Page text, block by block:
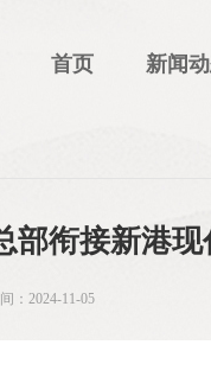
首页 新闻
衔接新港现
2024-11-05